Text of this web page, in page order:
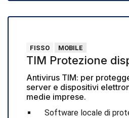
FISSO MOBILE
TIM Protezione
Antivirus TIM: per
server e dispositivi
medie imprese.
Software locale di